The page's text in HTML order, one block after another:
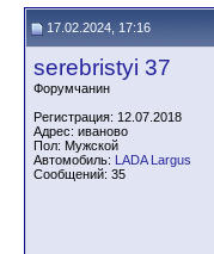
17.02.2024, 17:16
serebristyi 37
Форумчанин
Регистрация: 12.07.2018
Адрес: иваново
Пол: Мужской
Автомобиль: LADA Largus
Сообщений: 35